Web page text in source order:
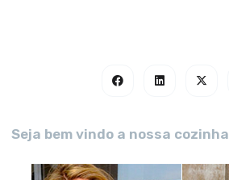
Seja bem vindo a nossa cozinha